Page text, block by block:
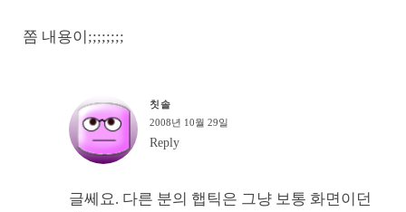
쫌 내용이;;;;;;;;
칫솔
2008년 10월 29일
Reply
글쎄요. 다른 분의 햅틱은 그냥 보통 화면이던